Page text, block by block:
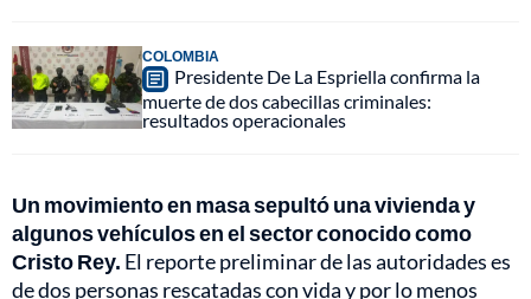
COLOMBIA
Presidente De La Espriella confirma la
muerte de dos cabecillas criminales:
resultados operacionales
Un movimiento en masa sepultó una vivienda y
algunos vehículos en el sector conocido como
Cristo Rey. El reporte preliminar de las autoridades es
de dos personas rescatadas con vida y por lo menos